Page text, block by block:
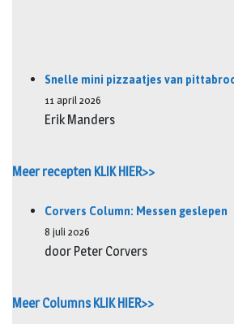
Snelle mini pizzaatjes van
11 april 2026
Erik Manders
Meer recepten KLIK HIER>>
Corvers Column: Messen geslepen
8 juli 2026
door Peter Corvers
Meer Columns KLIK HIER>>